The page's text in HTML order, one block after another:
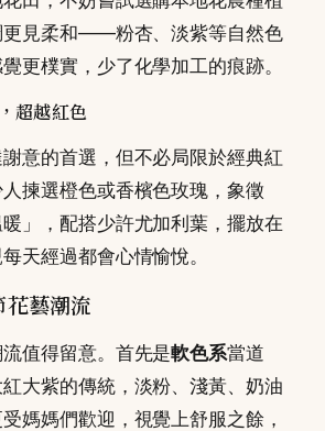
更見柔和——粉杏、淡紫等自然色
更樸實，少了化學加工的痕跡。
超越紅色
意的首選，但不必局限於經典紅
揀選橙色或香檳色玫瑰，象徵
暖」，配搭少許尤加利葉，擺放在
天經過都會心情愉悅。
藝潮流
值得留意。首先是軟色系當道
大紫的傳統，淡粉、淺黃、奶油
媽媽們歡迎，視覺上舒服之餘，